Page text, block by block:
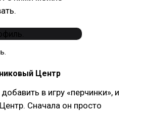
Центр
в игру «перчинки», и
Сначала он просто